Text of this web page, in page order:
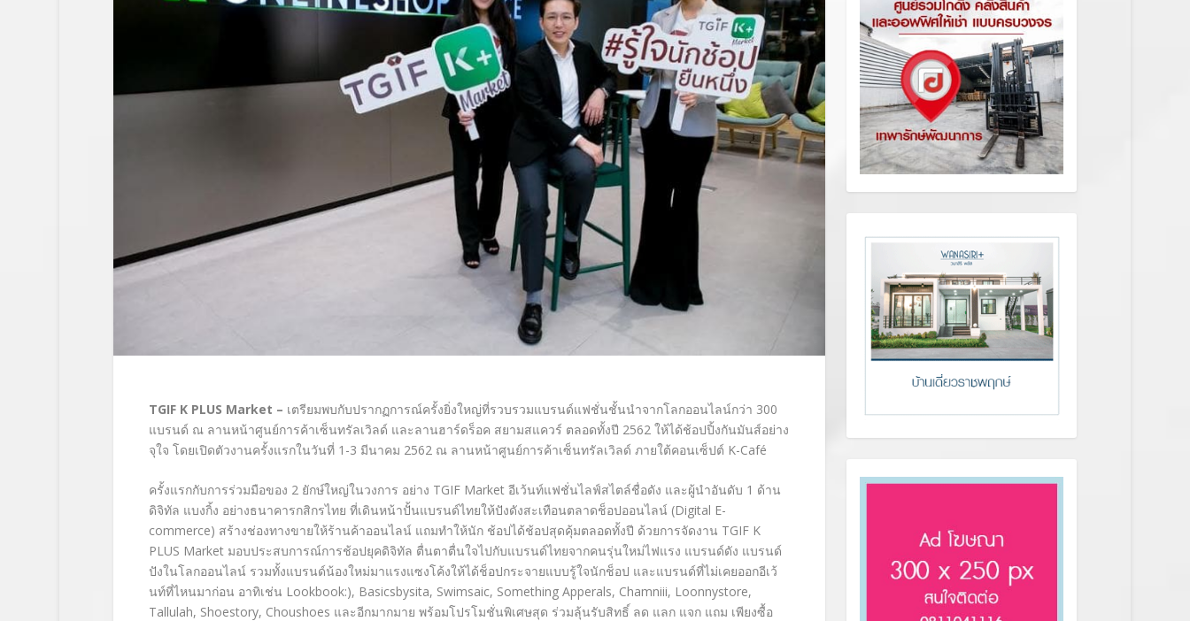
TGIF K PLUS Market – เตรียมพบกับปรากฏการณ์ครั้งยิ่งใหญ่ที่รวบรวมแบรนด์แฟชั่นชั้นนำจากโลกออนไลน์กว่า 300
แบรนด์ ณ ลานหน้าศูนย์การค้าเซ็นทรัลเวิลด์ และลานฮาร์ดร็อค สยามสแควร์ ตลอดทั้งปี 2562 ให้ได้ช้อปปิ้งกันมันส์อย่าง
จุใจ โดยเปิดตัวงานครั้งแรกในวันที่ 1-3 มีนาคม 2562 ณ ลานหน้าศูนย์การค้าเซ็นทรัลเวิลด์ ภายใต้คอนเซ็ปต์ K-Café
ครั้งแรกกับการร่วมมือของ 2 ยักษ์ใหญ่ในวงการ อย่าง TGIF Market อีเว้นท์แฟชั่นไลฟ์สไตล์ชื่อดัง และผู้นำอันดับ 1 ด้าน
ดิจิทัล แบงกิ้ง อย่างธนาคารกสิกรไทย ที่เดินหน้าปั้นแบรนด์ไทยให้ปังดังสะเทือนตลาดช็อปออนไลน์ (Digital E-
commerce) สร้างช่องทางขายให้ร้านค้าออนไลน์ แถมทำให้นัก ช้อปได้ช้อปสุดคุ้มตลอดทั้งปี ด้วยการจัดงาน TGIF K
PLUS Market มอบประสบการณ์การช้อปยุคดิจิทัล ตื่นตาตื่นใจไปกับแบรนด์ไทยจากคนรุ่นใหม่ไฟแรง แบรนด์ดัง แบรนด์
ปังในโลกออนไลน์ รวมทั้งแบรนด์น้องใหม่มาแรงแซงโค้งให้ได้ช็อปกระจายแบบรู้ใจนักช็อป และแบรนด์ที่ไม่เคยออกอีเว้
นท์ที่ไหนมาก่อน อาทิเช่น Lookbook:), Basicsbysita, Swimsaic, Something Apperals, Chamniii, Loonnystore,
Tallulah, Shoestory, Choushoes และอีกมากมาย พร้อมโปรโมชั่นพิเศษสุด ร่วมลุ้นรับสิทธิ์ ลด แลก แจก แถม เพียงซื้อ